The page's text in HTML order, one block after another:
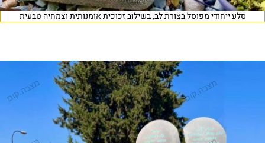
סלע ייחודי מפוסל בצורת לב, בשילוב זכוכית אומנותית וצמחיה טבעית